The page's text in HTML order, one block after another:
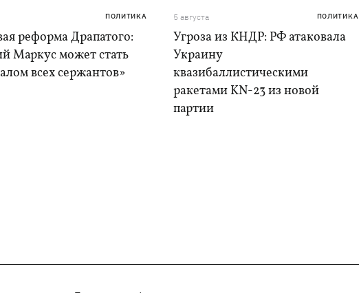
ПОЛИТИКА
реформа Драпатого:
Маркус может стать
всех сержантов»
5 августа ПОЛИТИКА
Угроза из КНДР: РФ атаковала
Украину
квазибаллистическими
ракетами KN-23 из новой
партии